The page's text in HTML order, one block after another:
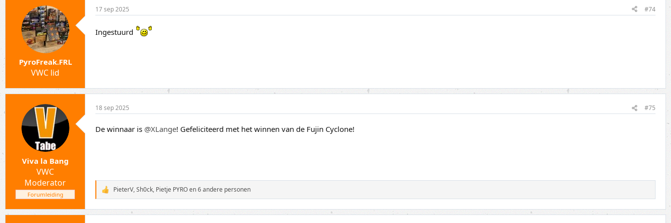
PyroFreak.FRL
VWC lid
17 sep 2025 #74
Ingestuurd
Viva la Bang
VWC
Moderator
Forumleiding
18 sep 2025 #75
De winnaar is @XLange! Gefeliciteerd met het winnen van de Fujin Cyclone!
W
a
a
r
PieterV,Sh0ck, Pietje PYROen 6 andere personen